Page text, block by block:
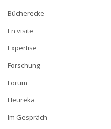
Bücherecke
En visite
Expertise
Forschung
Forum
Heureka
Im Gespräch